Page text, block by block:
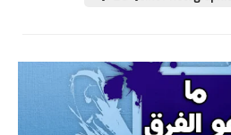
العاب
تطبيقات